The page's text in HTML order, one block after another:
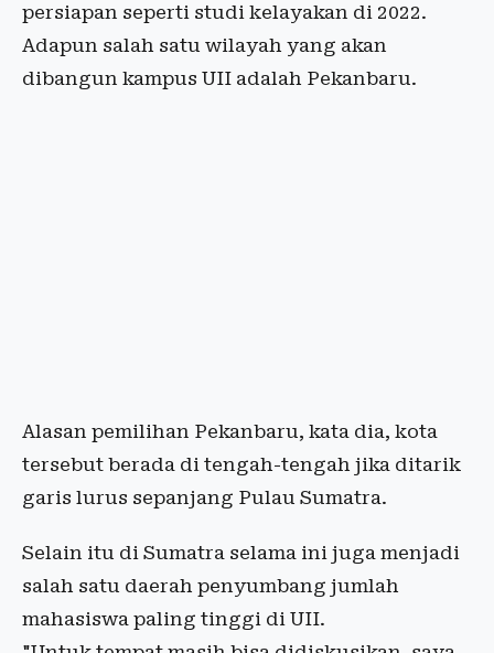
persiapan seperti studi kelayakan di 2022.
Adapun salah satu wilayah yang akan
dibangun kampus UII adalah Pekanbaru.
Alasan pemilihan Pekanbaru, kata dia, kota
tersebut berada di tengah-tengah jika ditarik
garis lurus sepanjang Pulau Sumatra.
Selain itu di Sumatra selama ini juga menjadi
salah satu daerah penyumbang jumlah
mahasiswa paling tinggi di UII.